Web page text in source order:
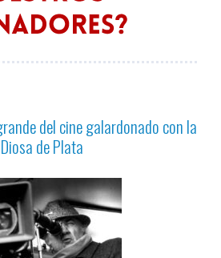
del cine galardonado con la
Diosa de Plata